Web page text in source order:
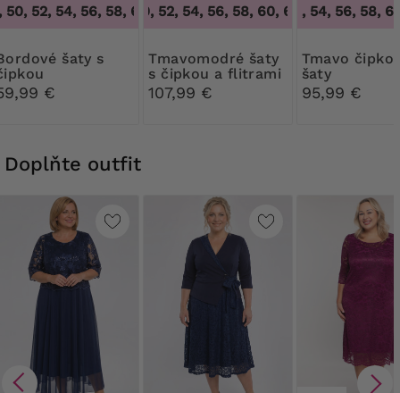
52, 54, 56, 58, 60, 62, 64,46, 48, 50, 52, 54, 56, 58,
s
€
48, 50, 52, 54, 56, 58, 60, 62, 64,48, 50,
Tmavomodré šaty
s čipkou a flitrami
107,99 €
50, 52, 54, 56, 58, 60
Tmavo čipkované
šaty
95,99 €
Doplňte outfit